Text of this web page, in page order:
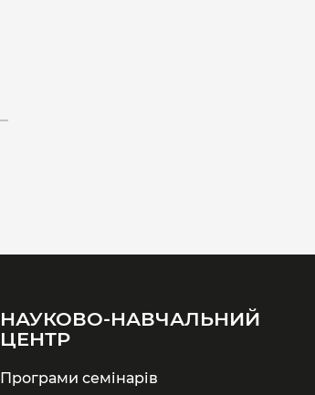
НАУКОВО-НАВЧАЛЬНИЙ
ЦЕНТР
Програми семінарів